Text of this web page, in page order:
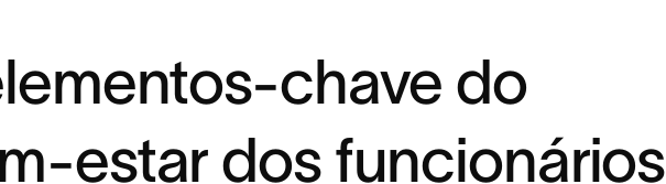
chave do
estar dos funcionários